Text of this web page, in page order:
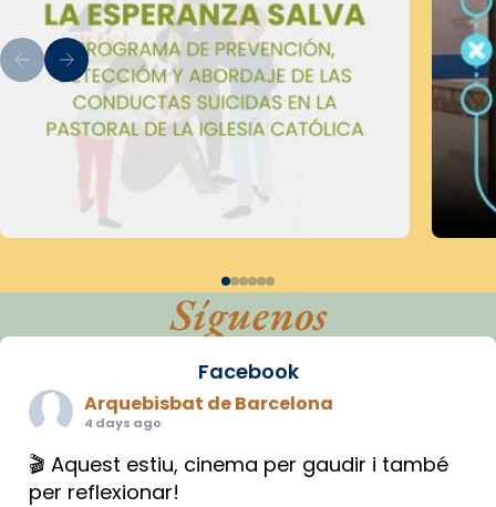
Síguenos
Facebook
Arquebisbat de Barcelona
4 days ago
🎬 Aquest estiu, cinema per gaudir i també
per reflexionar!